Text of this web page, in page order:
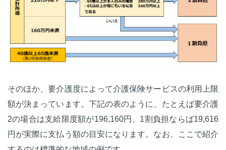
そのほか、要介護度によって介護保険サービスの利用上限
額が決まっています。下記の表のように、たとえば要介護
2の場合は支給限度額が196,160円、1割負担ならば19,616
円が実際に支払う額の目安になります。なお、ここで紹介